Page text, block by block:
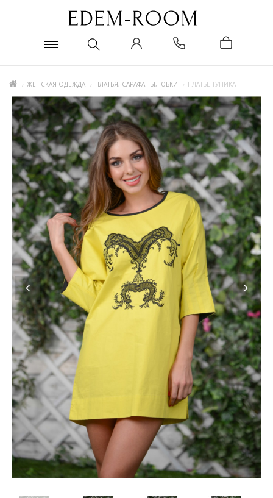
ЖЕНСКАЯ ОДЕЖДА ПЛАТЬЯ, САРАФАНЫ, ЮБКИ ПЛАТЬЕ-ТУНИКА